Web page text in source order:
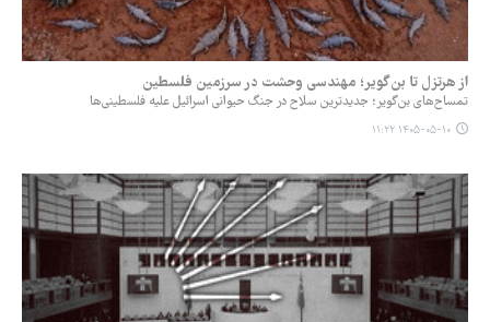
از هرتزل تا بن‌گویر؛ مهندسی وحشت در سرزمین فلسطین
تمساح‌های بن‌گویر؛ جدیدترین سلاح در جنگ حیوانی اسرائیل علیه فلسطینی‌ها
۱۴۰۵-۰۵-۱۰ ۱۱:۲۲